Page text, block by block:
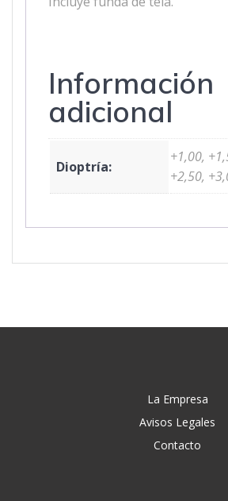
Información
adicional
Dioptría:
+1,00,
+2,50,
La Empresa
Avisos Legales
Contacto